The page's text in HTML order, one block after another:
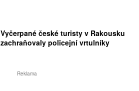
Vyčerpané české turisty v Rakousku
zachraňovaly policejní vrtulníky
Reklama